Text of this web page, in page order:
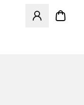
Åbner en